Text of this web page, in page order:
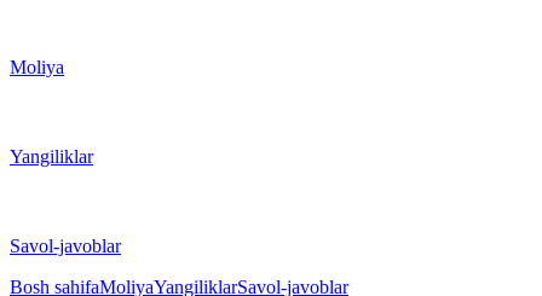
Moliya
Yangiliklar
Savol-javoblar
Bosh sahifaMoliyaYangiliklarSavol-javoblar